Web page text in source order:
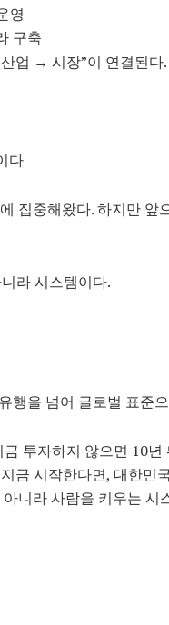
영
구축
산업 → 시장”이 연결된다.
다
집중해왔다. 하지만 앞
라 시스템이다.
행을 넘어 글로벌 표준
투자하지 않으면 10년
금 시작한다면, 대한민
니라 사람을 키우는 시